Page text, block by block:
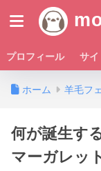
プロフィール サイ
ホーム 羊毛フ
何が誕生す
マーガレッ